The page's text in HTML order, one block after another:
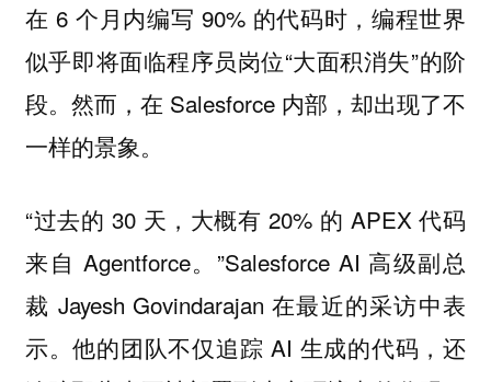
在 6 个月内编写 90% 的代码时，编程世界
似乎即将面临程序员岗位“大面积消失”的阶
段。然而，在 Salesforce 内部，却出现了不
一样的景象。
“过去的 30 天，大概有 20% 的 APEX 代码
来自 Agentforce。”Salesforce AI 高级副总
裁 Jayesh Govindarajan 在最近的采访中表
示。他的团队不仅追踪 AI 生成的代码，还